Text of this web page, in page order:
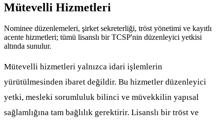
Mütevelli Hizmetleri
Nominee düzenlemeleri, şirket sekreterliği, tröst yönetimi ve kayıtlı
acente hizmetleri; tümü lisanslı bir TCSP'nin düzenleyici yetkisi
altında sunulur.
Mütevelli hizmetleri yalnızca idari işlemlerin
yürütülmesinden ibaret değildir. Bu hizmetler düzenleyici
yetki, mesleki sorumluluk bilinci ve müvekkilin yapısal
sağlamlığına tam bağlılık gerektirir. Lisanslı bir tröst ve